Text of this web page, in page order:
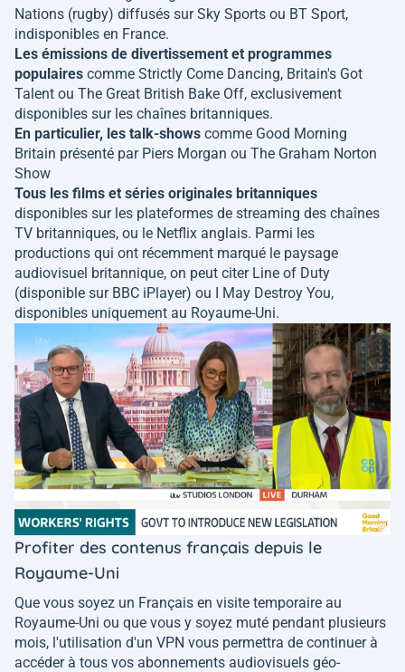
Nations (rugby) diffusés sur Sky Sports ou BT Sport,
indisponibles en France.
Les émissions de divertissement et programmes
populaires comme Strictly Come Dancing, Britain's Got
Talent ou The Great British Bake Off, exclusivement
disponibles sur les chaînes britanniques.
En particulier, les talk-shows comme Good Morning
Britain présenté par Piers Morgan ou The Graham Norton
Show
Tous les films et séries originales britanniques
disponibles sur les plateformes de streaming des chaînes
TV britanniques, ou le Netflix anglais. Parmi les
productions qui ont récemment marqué le paysage
audiovisuel britannique, on peut citer Line of Duty
(disponible sur BBC iPlayer) ou
I May Destroy You,
disponibles uniquement au Royaume-Uni.
Profiter des contenus français depuis le
Royaume-Uni
Que vous soyez un Français en visite temporaire au
Royaume-Uni ou que vous y soyez muté pendant plusieurs
mois, l'utilisation d'un VPN vous permettra de continuer à
accéder à tous vos abonnements audiovisuels géo-